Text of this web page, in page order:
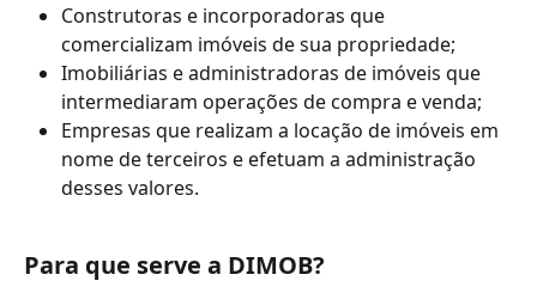
Construtoras e incorporadoras que
comercializam imóveis de sua propriedade;
Imobiliárias e administradoras de imóveis que
intermediaram operações de compra e venda;
Empresas que realizam a locação de imóveis em
nome de terceiros e efetuam a administração
desses valores.
Para que serve a DIMOB?